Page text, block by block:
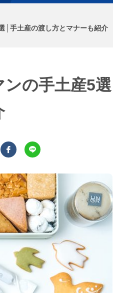
│手土産の渡し方とマナーも紹介
の手土産5選│